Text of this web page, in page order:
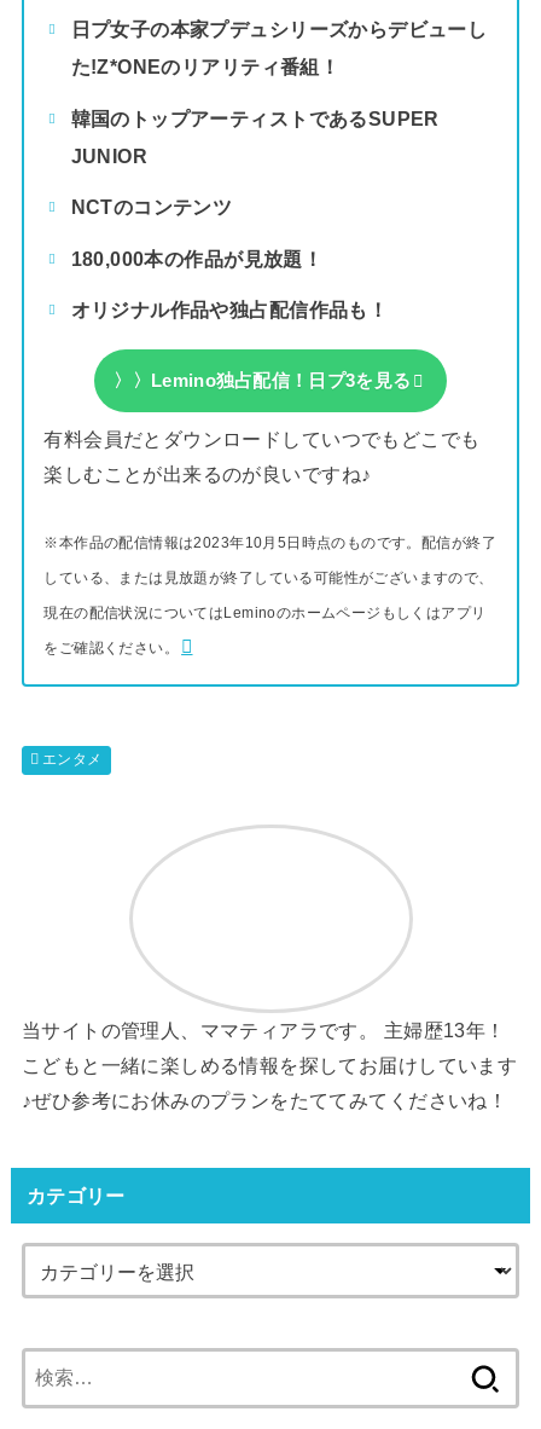
日プ女子の本家プデュシリーズからデビューし
た!Z*ONEのリアリティ番組！
韓国のトップアーティストであるSUPER
JUNIOR
NCTのコンテンツ
180,000本の作品が見放題！
オリジナル作品や独占配信作品も！
〉〉Lemino独占配信！日プ3を見る
有料会員だとダウンロードしていつでもどこでも
楽しむことが出来るのが良いですね♪
※本作品の配信情報は2023年10月5日時点のものです。配信が終了
している、または見放題が終了している可能性がございますので、
現在の配信状況についてはLeminoのホームページもしくはアプリ
をご確認ください。
エンタメ
当サイトの管理人、ママティアラです。 主婦歴13年！
こどもと一緒に楽しめる情報を探してお届けしています
♪ぜひ参考にお休みのプランをたててみてくださいね！
カテゴリー
索: